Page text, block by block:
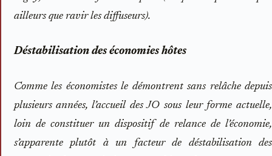
ailleurs que ravir les diffuseurs).
Déstabilisation des économies hôtes
Comme les économistes le démontrent sans relâche depuis
plusieurs années, l’accueil des JO sous leur forme actuelle,
loin de ­constituer un dispositif de relance de l’économie,
s’apparente plutôt à un facteur de déstabilisation des